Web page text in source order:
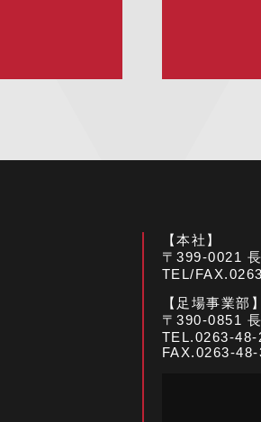
【本社】
〒399-0021
TEL/
【足場事業部】
〒390-0851
TEL.0263-48-
FAX.0263-48-